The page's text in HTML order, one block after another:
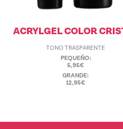
ACRYLGEL COLOR
TONO TRASPARENTE
PEQUEÑO:
5,95€
GRANDE:
12,95€